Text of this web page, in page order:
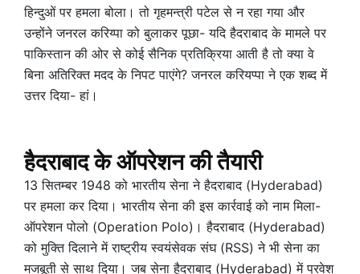
हिन्दुओं पर हमला बोला। तो गृहमन्त्री पटेल से न रहा गया और
उन्होंने जनरल करिय्पा को बुलाकर पूछा- यदि हैदराबाद के मामले पर
पाकिस्तान की ओर से कोई सैनिक प्रतिक्रिया आती है तो क्या वे
बिना अतिरिक्त मदद के निपट पाएंगे? जनरल करियप्पा ने एक शब्द में
उत्तर दिया- हां।
हैदराबाद के ऑपरेशन की तैयारी
13 सितम्बर 1948 को भारतीय सेना ने हैदराबाद (Hyderabad)
पर हमला कर दिया। भारतीय सेना की इस कार्रवाई को नाम मिला-
ऑपरेशन पोलो (Operation Polo)। हैदराबाद (Hyderabad)
को मुक्ति दिलाने में राष्ट्रीय स्वयंसेवक संघ (RSS) ने भी सेना का
मजबूती से साथ दिया। जब सेना हैदराबाद (Hyderabad) में प्रवेश